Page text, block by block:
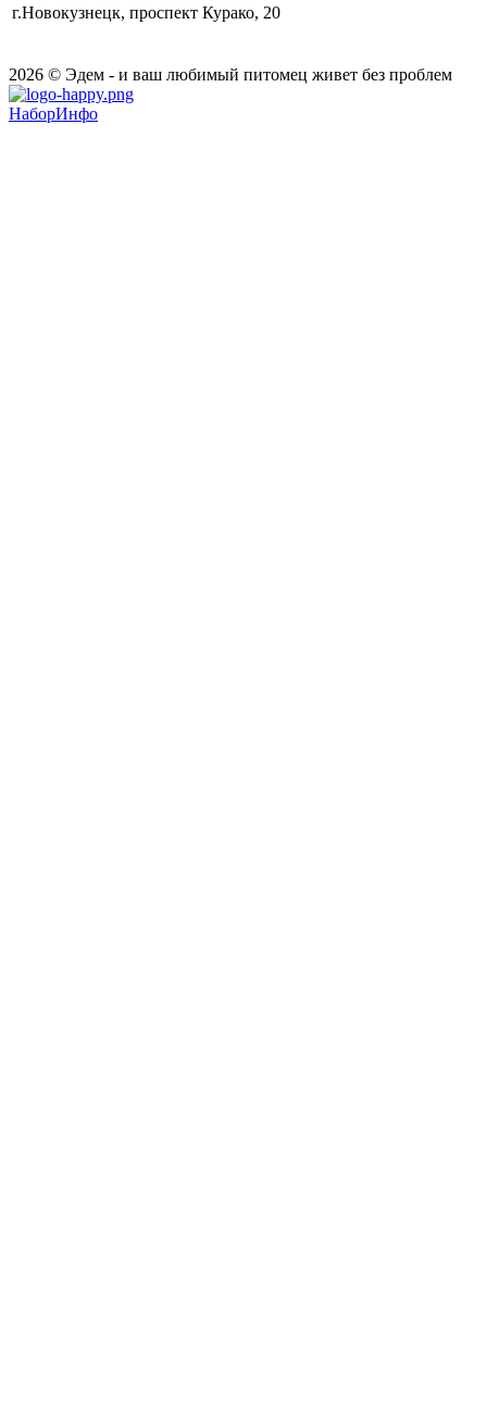
г.Новокузнецк, проспект Курако, 20
2026 © Эдем - и ваш любимый питомец живет без проблем
НаборИнфо